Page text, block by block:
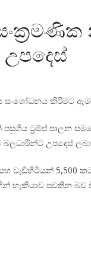
සංශෝධනය කිරීමට
පසුගිය ට්‍රම්ප් පාලන
උපදෙස්
වැඩිහිටියන් 5,500
පවතින බව